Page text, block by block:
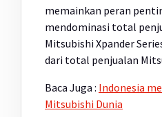
memainkan peran
mendominasi total
Mitsubishi Xpander
dari total penjualan
Baca Juga : Indonesia
Mitsubishi Dunia